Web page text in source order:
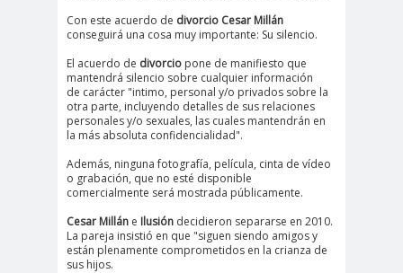
Con este acuerdo de divorcio Cesar Millán
conseguirá una cosa muy importante: Su silencio.
El acuerdo de divorcio pone de manifiesto que
mantendrá silencio sobre cualquier información
de carácter "intimo, personal y/o privados sobre la
otra parte, incluyendo detalles de sus relaciones
personales y/o sexuales, las cuales mantendrán en
la más absoluta confidencialidad".
Además, ninguna fotografía, película, cinta de vídeo
o grabación, que no esté disponible
comercialmente será mostrada públicamente.
Cesar Millán e Ilusión decidieron separarse en 2010.
La pareja insistió en que "siguen siendo amigos y
están plenamente comprometidos en la crianza de
sus hijos.